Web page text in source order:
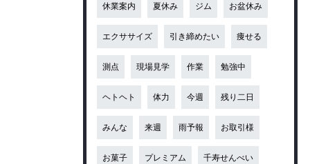
休業案内 夏休み ジム お盆休み
エクササイズ 引き締めたい 痩せる
測点 現場見学 作業 勉強中
ヘトヘト 体力 今週 残り二日
みんな 来週 雨予報 お取引様
お菓子 プレミアム 千寿せんべい